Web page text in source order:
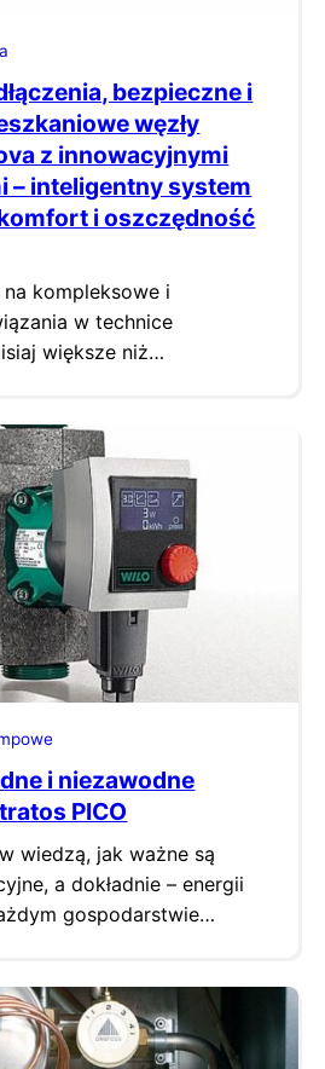
bezpieczne i
węzły
z innowacyjnymi
– inteligentny system
i oszczędność
kompleksowe i
w technice
większe niż
wpisują się w ten trend.
dostarczają wodę
z dokładnością do
grzewczą odpowiednio
systemu. Inteligentne
jak zintegrowana z…
i niezawodne
PICO
wiedzą, jak ważne są
a dokładnie – energii
gospodarstwie
instalacji grzewczych.
którzy mają